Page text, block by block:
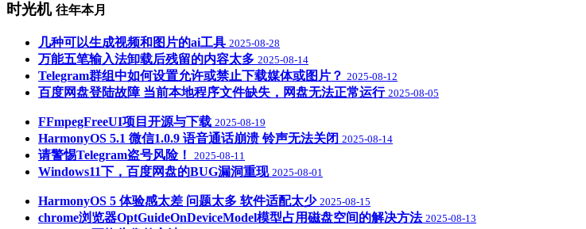
时光机 往年本月
几种可以生成视频和图片的ai工具 2025-08-28
万能五笔输入法卸载后残留的内容太多 2025-08-14
Telegram群组中如何设置允许或禁止下载媒体或图片？ 2025-08-12
百度网盘登陆故障 当前本地程序文件缺失，网盘无法正常运行 2025-08-05
FFmpegFreeUI项目开源与下载 2025-08-19
HarmonyOS 5.1 微信1.0.9 语音通话崩溃 铃声无法关闭 2025-08-14
请警惕Telegram盗号风险！ 2025-08-11
Windows11下，百度网盘的BUG漏洞重现 2025-08-01
HarmonyOS 5 体验感太差 问题太多 软件适配太少 2025-08-15
chrome浏览器OptGuideOnDeviceModel模型占用磁盘空间的解决方法 2025-08-13